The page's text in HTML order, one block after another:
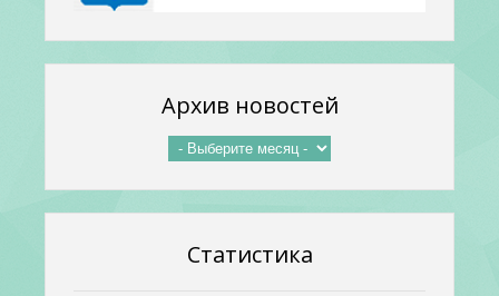
Архив новостей
Статистика